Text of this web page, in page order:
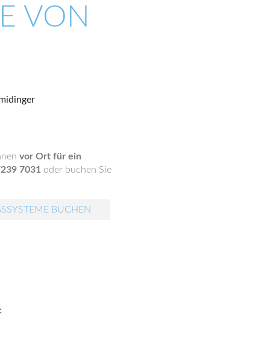
VON
vor Ort für ein
7031 oder buchen Sie
BUCHEN